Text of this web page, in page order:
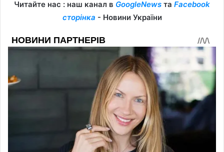
Читайте нас : наш канал в GoogleNews та Facebook
сторінка - Новини України